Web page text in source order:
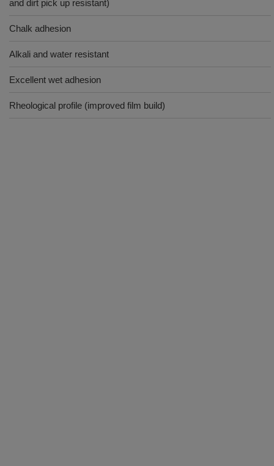
and dirt pick up resistant)
Chalk adhesion
Alkali and water resistant
Excellent wet adhesion
Rheological profile (improved film build)